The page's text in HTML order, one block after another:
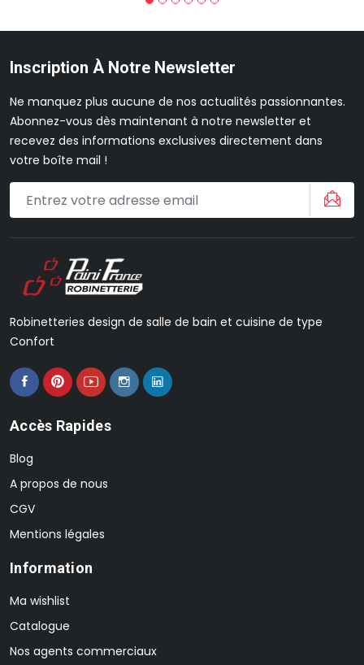
Inscription À Notre Newsletter
Ne manquez plus aucune de nos actualités passionnantes.
Abonnez-vous dès maintenant à notre newsletter et
recevez des informations exclusives directement dans
votre boîte mail !
Robinetteries design de salle de bain et cuisine de type
Confort
Accès Rapides
Blog
A propos de nous
CGV
Mentions légales
Information
Ma wishlist
Catalogue
Nos agents commerciaux